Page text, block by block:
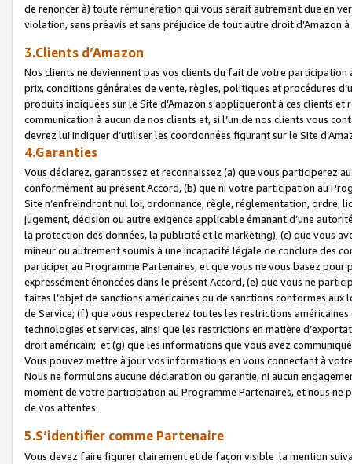
de renoncer à) toute rémunération qui vous serait autrement due en
violation, sans préavis et sans préjudice de tout autre droit
3.Clients d’Amazon
Nos clients ne deviennent pas vos clients du fait de votre
prix, conditions générales de vente, règles, politiques et procédures
produits indiquées sur le Site d’Amazon s’appliqueront à ces clients
communication à aucun de nos clients et, si l’un de nos clients vous
devrez lui indiquer d’utiliser les coordonnées figurant sur le Site
4.Garanties
Vous déclarez, garantissez et reconnaissez (a) que vous participerez
conformément au présent Accord, (b) que ni votre participation au
Site n’enfreindront nul loi, ordonnance, règle, réglementation, ordre,
jugement, décision ou autre exigence applicable émanant d’une
la protection des données, la publicité et le marketing), (c) que vous
mineur ou autrement soumis à une incapacité légale de conclure des
participer au Programme Partenaires, et que vous ne vous basez
expressément énoncées dans le présent Accord, (e) que vous ne
faites l’objet de sanctions américaines ou de sanctions conformes
de Service; (f) que vous respecterez toutes les restrictions
technologies et services, ainsi que les restrictions en matière
droit américain; et (g) que les informations que vous avez
Vous pouvez mettre à jour vos informations en vous connectant à
Nous ne formulons aucune déclaration ou garantie, ni aucun
moment de votre participation au Programme Partenaires, et nous
de vos attentes.
5.S’identifier comme Partenaire
Vous devez faire figurer clairement et de façon visible la mention